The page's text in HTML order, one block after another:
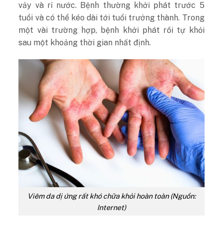
vảy và rỉ nước. Bệnh thường khởi phát trước 5
tuổi và có thể kéo dài tới tuổi trưởng thành. Trong
một vài trường hợp, bệnh khởi phát rồi tự khỏi
sau một khoảng thời gian nhất định.
Viêm da dị ứng rất khó chữa khỏi hoàn toàn (Nguồn:
Internet)